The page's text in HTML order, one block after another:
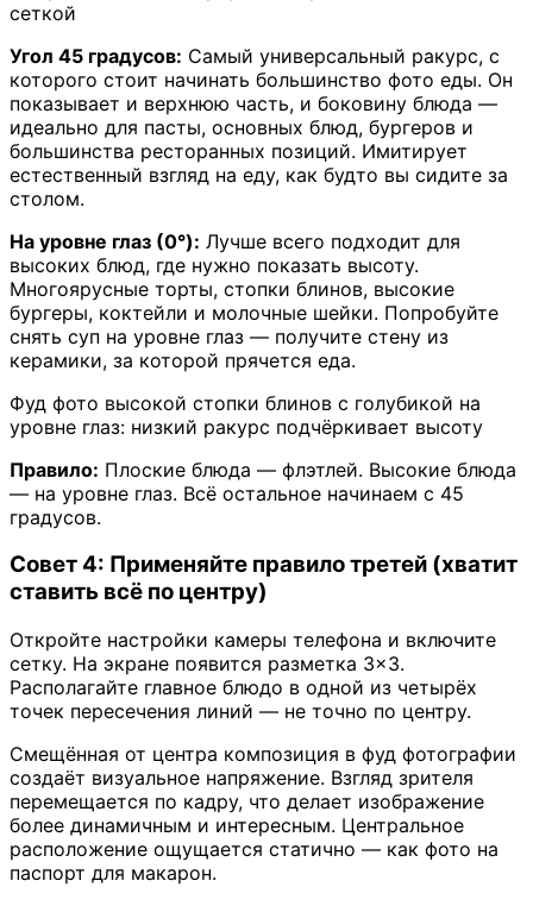
сеткой
Угол 45 градусов: Самый универсальный ракурс, с
которого стоит начинать большинство фото еды. Он
показывает и верхнюю часть, и боковину блюда —
идеально для пасты, основных блюд, бургеров и
большинства ресторанных позиций. Имитирует
естественный взгляд на еду, как будто вы сидите за
столом.
На уровне глаз (0°): Лучше всего подходит для
высоких блюд, где нужно показать высоту.
Многоярусные торты, стопки блинов, высокие
бургеры, коктейли и молочные шейки. Попробуйте
снять суп на уровне глаз — получите стену из
керамики, за которой прячется еда.
Фуд фото высокой стопки блинов с голубикой на
уровне глаз: низкий ракурс подчёркивает высоту
Правило: Плоские блюда — флэтлей. Высокие блюда
— на уровне глаз. Всё остальное начинаем с 45
градусов.
Совет 4: Применяйте правило третей (хватит
ставить всё по центру)
Откройте настройки камеры телефона и включите
сетку. На экране появится разметка 3×3.
Располагайте главное блюдо в одной из четырёх
точек пересечения линий — не точно по центру.
Смещённая от центра композиция в фуд фотографии
создаёт визуальное напряжение. Взгляд зрителя
перемещается по кадру, что делает изображение
более динамичным и интересным. Центральное
расположение ощущается статично — как фото на
паспорт для макарон.